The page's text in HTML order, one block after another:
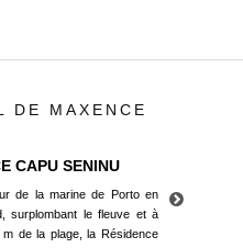
DE MAXENCE
CAPU SENINU
de la marine de Porto en
surplombant le fleuve et à
de la plage, la Résidence